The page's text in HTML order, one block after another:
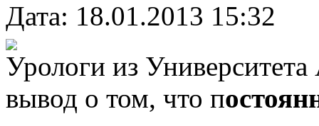
Дата: 18.01.2013 15:32
Урологи из
вывод о том, что п